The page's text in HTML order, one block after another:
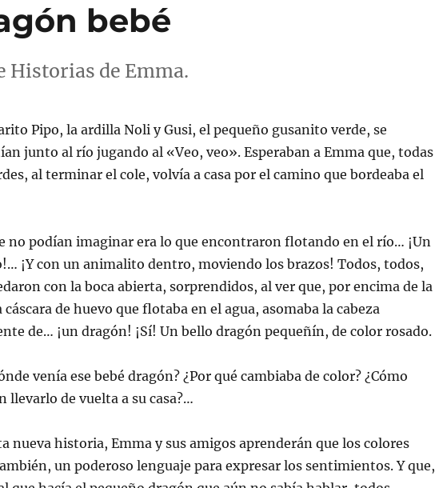
bebé
Historias de Emma.
Pipo, la ardilla Noli y Gusi, el pequeño gusanito verde, se
junto al río jugando al «Veo, veo». Esperaban a Emma que, todas
al terminar el cole, volvía a casa por el camino que bordeaba el
no podían imaginar era lo que encontraron flotando en el río… ¡Un
¡Y con un animalito dentro, moviendo los brazos! Todos, todos,
con la boca abierta, sorprendidos, al ver que, por encima de la
cáscara de huevo que flotaba en el agua, asomaba la cabeza
de… ¡un dragón! ¡Sí! Un bello dragón pequeñín, de color rosado.
venía ese bebé dragón? ¿Por qué cambiaba de color? ¿Cómo
llevarlo de vuelta a su casa?…
nueva historia, Emma y sus amigos aprenderán que los colores
un poderoso lenguaje para expresar los sentimientos. Y que,